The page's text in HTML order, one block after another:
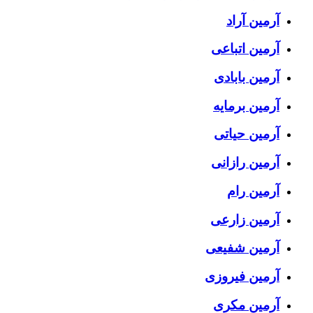
آرمین آراد
آرمین اتباعی
آرمین بابادی
آرمین برمایه
آرمین حیاتی
آرمین رازانی
آرمین رام
آرمین زارعی
آرمین شفیعی
آرمین فیروزی
آرمین مکری